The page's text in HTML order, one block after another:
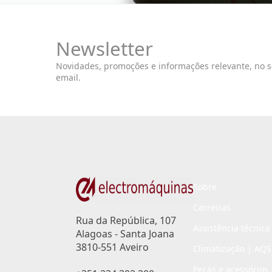
Newsletter
Novidades, promoções e informações relevante, no
email.
Rua da República, 107
Alagoas - Santa Joana
3810-551 Aveiro